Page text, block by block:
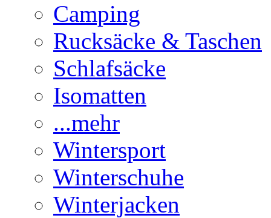
Camping
Rucksäcke & Taschen
Schlafsäcke
Isomatten
...mehr
Wintersport
Winterschuhe
Winterjacken